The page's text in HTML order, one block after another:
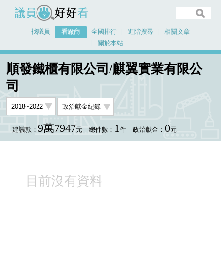
議員好好看
找議員 看廠商 全國排行 進階搜尋
相關文章
關於本站
順發鐵櫃有限公司/麒翼實業有限公
司
建議款： 9萬7947元 總件數： 1件 政治獻金： 0元
目前沒有資料